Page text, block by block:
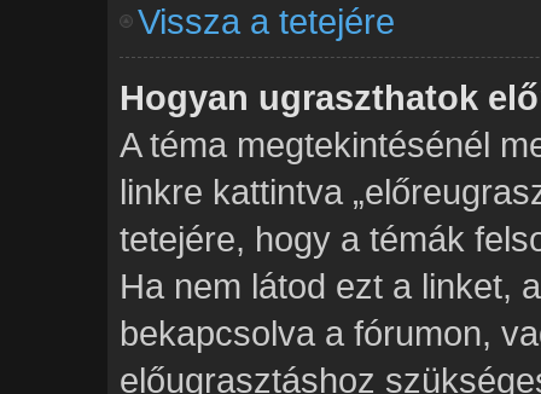
Vissza a tetejére
Hogyan ugraszthatok
A téma megtekintésénél
linkre kattintva
tetejére, hogy a témák
Ha nem látod ezt a linket,
bekapcsolva a fórumon,
előugrasztáshoz